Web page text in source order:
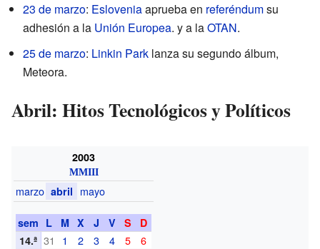
23 de marzo: Esloveniaaprueba en referéndumsu
adhesión a la Unión Europea. y a laOTAN.
25 de marzo: Linkin Park lanza su segundo álbum,
Meteora.
Abril: Hitos Tecnológicos y Políticos
2003
MMIII
marzo abril mayo
sem L M X J V S
D
14.ª 31 1 2 3 4 5 6